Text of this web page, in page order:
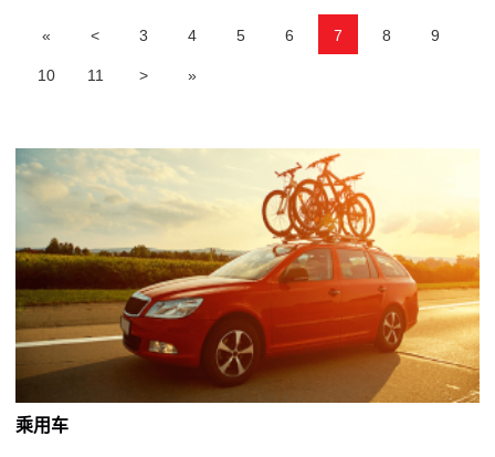
« < 3 4 5 6 7 8 9
10 11 > »
乘用车